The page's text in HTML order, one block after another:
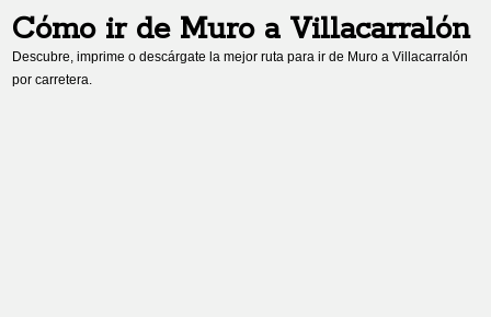
Cómo ir de Muroa Villacarralón
Descubre, imprime o descárgate la mejor ruta para ir de Muro aVillacarralón
por carretera.